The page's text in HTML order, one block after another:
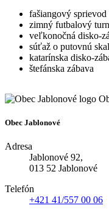
fašiangový
zimný futbalový
veľkonočná disko-
súťaž o putovnú
katarínska disko-
štefánska zábava
Obec Jablonové
Adresa
Jablonové 92,
013 52 Jablonové
Telefón
+421 41/557 00 06